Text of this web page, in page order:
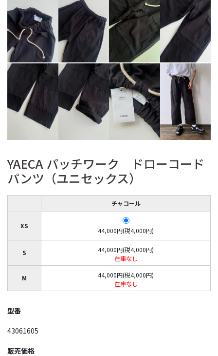
YAECA パッチワーク ドローコード
パンツ（ユニセックス）
チャコール
XS
44,000円(税4,000円)
S
44,000円(税4,000円)
在庫なし
M
44,000円(税4,000円)
在庫なし
型番
43061605
販売価格